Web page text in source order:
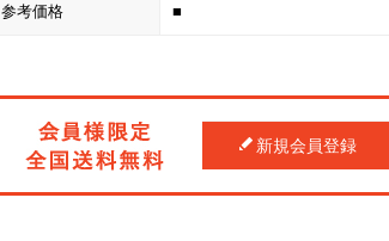
参考価格 ■
新規会員登録